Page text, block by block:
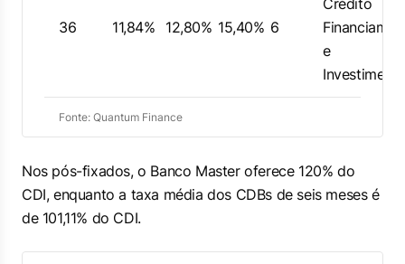
36 11,84% 12,80% 15,40% 6
Crédito
e
Fonte: Quantum Finance
Nos pós-fixados, o Banco Master oferece 120% do
CDI, enquanto a taxa média dos CDBs de seis meses é
de 101,11% do CDI.